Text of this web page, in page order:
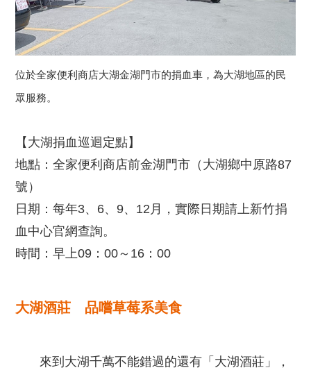
位於全家便利商店大湖金湖門市的捐血車，為大湖地區的民
眾服務。
【大湖捐血巡迴定點】
地點：全家便利商店前金湖門市（大湖鄉中原路87
號）
日期：每年3、6、9、12月，實際日期請上新竹捐
血中心官網查詢。
時間：早上09：00～16：00
大湖酒莊 品嚐草莓系美食
來到大湖千萬不能錯過的還有「大湖酒莊」，